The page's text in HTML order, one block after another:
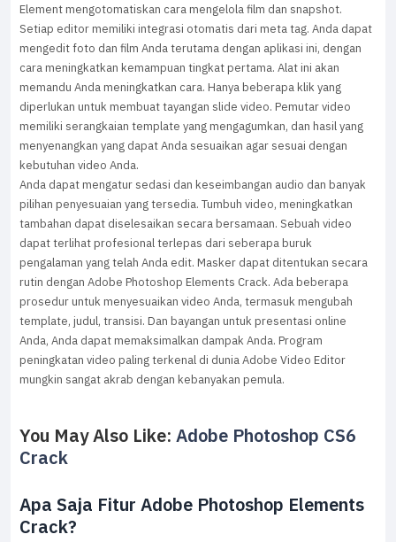
Element mengotomatiskan cara mengelola film dan snapshot.
Setiap editor memiliki integrasi otomatis dari meta tag. Anda dapat
mengedit foto dan film Anda terutama dengan aplikasi ini, dengan
cara meningkatkan kemampuan tingkat pertama. Alat ini akan
memandu Anda meningkatkan cara. Hanya beberapa klik yang
diperlukan untuk membuat tayangan slide video. Pemutar video
memiliki serangkaian template yang mengagumkan, dan hasil yang
menyenangkan yang dapat Anda sesuaikan agar sesuai dengan
kebutuhan video Anda.
Anda dapat mengatur sedasi dan keseimbangan audio dan banyak
pilihan penyesuaian yang tersedia. Tumbuh video, meningkatkan
tambahan dapat diselesaikan secara bersamaan. Sebuah video
dapat terlihat profesional terlepas dari seberapa buruk
pengalaman yang telah Anda edit. Masker dapat ditentukan secara
rutin dengan Adobe Photoshop Elements Crack. Ada beberapa
prosedur untuk menyesuaikan video Anda, termasuk mengubah
template, judul, transisi. Dan bayangan untuk presentasi online
Anda, Anda dapat memaksimalkan dampak Anda. Program
peningkatan video paling terkenal di dunia Adobe Video Editor
mungkin sangat akrab dengan kebanyakan pemula.
You May Also Like: Adobe Photoshop CS6
Crack
Apa Saja Fitur Adobe Photoshop Elements
Crack?